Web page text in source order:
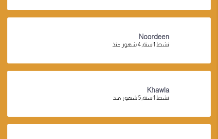
Noordeen
نشط 1 سنة, 4 شهور منذ
Khawla
نشط 1 سنة, 5 شهور منذ